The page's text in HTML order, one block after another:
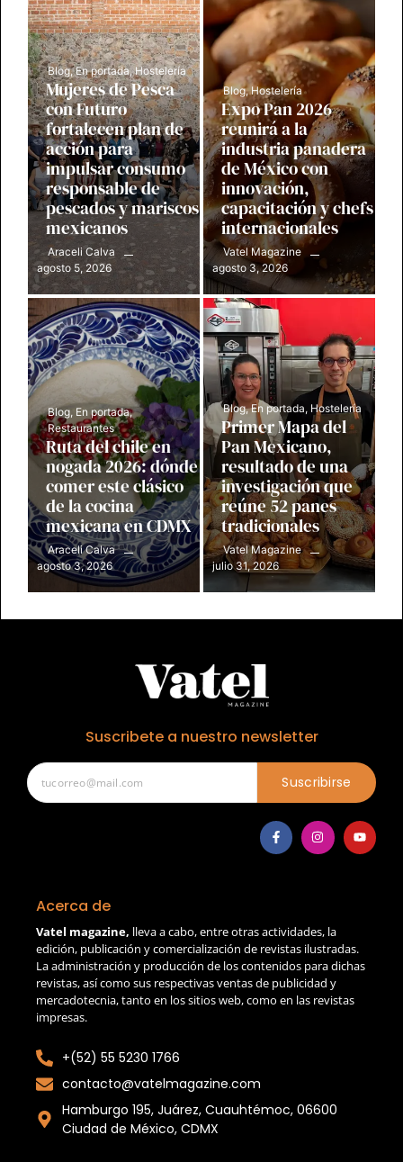
Blog, En portada, Hostelería
Mujeres de Pesca
con Futuro
fortalecen plan de
acción para
impulsar consumo
responsable de
pescados y mariscos
mexicanos
Araceli Calva
agosto 5, 2026
Blog, Hostelería
Expo Pan 2026
reunirá a la
industria panadera
de México con
innovación,
capacitación y chefs
internacionales
Vatel Magazine
agosto 3, 2026
Blog, En portada,
Restaurantes
Ruta del chile en
nogada 2026: dónde
comer este clásico
de la cocina
mexicana en CDMX
Araceli Calva
agosto 3, 2026
Blog, En portada, Hostelería
Primer Mapa del
Pan Mexicano,
resultado de una
investigación que
reúne 52 panes
tradicionales
Vatel Magazine
julio 31, 2026
Suscribete a nuestro newsletter
Suscribirse
Acerca de
Vatel magazine, lleva a cabo, entre otras actividades, la
edición, publicación y comercialización de revistas ilustradas.
La administración y producción de los contenidos para dichas
revistas, así como sus respectivas ventas de publicidad y
mercadotecnia, tanto en los sitios web, como en las revistas
impresas.
+(52) 55 5230 1766
contacto@vatelmagazine.com
Hamburgo 195, Juárez, Cuauhtémoc, 06600
Ciudad de México, CDMX